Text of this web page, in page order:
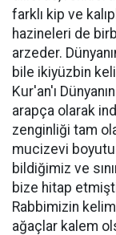
farklı kip ve
hazineleri de
arzeder.
bile ikiyüzbin
Kur'an'ı
arapça olarak
zenginliği tam
mucizevi
bildiğimiz ve
bize hitap
Rabbimizin
ağaçlar kalem